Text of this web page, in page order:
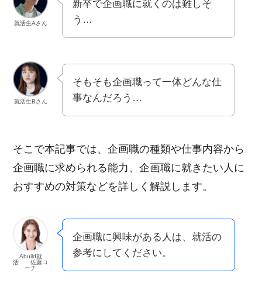
就活生Aさん
新卒で企画職に就くのは難しそ
う…
就活生Bさん
そもそも企画職って一体どんな仕
事なんだろう…
そこで本記事では、企画職の種類や仕事内容から
企画職に求められる能力、企画職に就きたい人に
おすすめの対策などを詳しく解説します。
Abuild就
活 佐藤コ
ーチ
企画職に興味がある人は、就活の
参考にしてください。